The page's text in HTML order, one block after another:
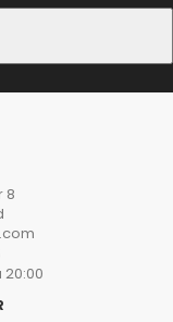
8
20:00